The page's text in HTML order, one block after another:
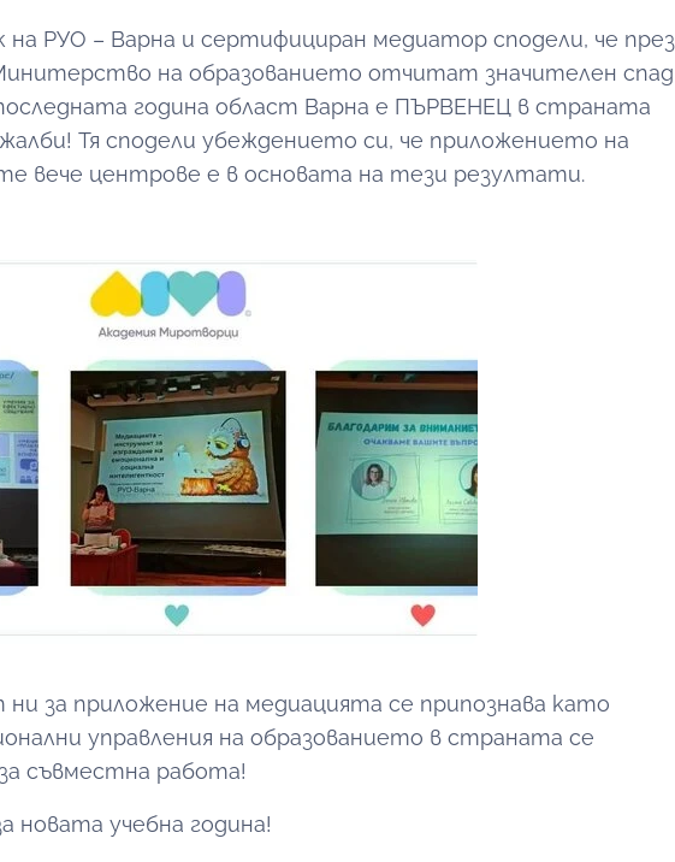
на РУО – Варна и сертифициран медиатор сподели, че през
на образованието отчитат значителен спад
година област Варна е ПЪРВЕНЕЦ в страната
Тя сподели убеждението си, че приложението на
вече центрове е в основата на тези резултати.
за приложение на медиацията се припознава като
управления на образованието в страната се
съвместна работа!
новата учебна година!